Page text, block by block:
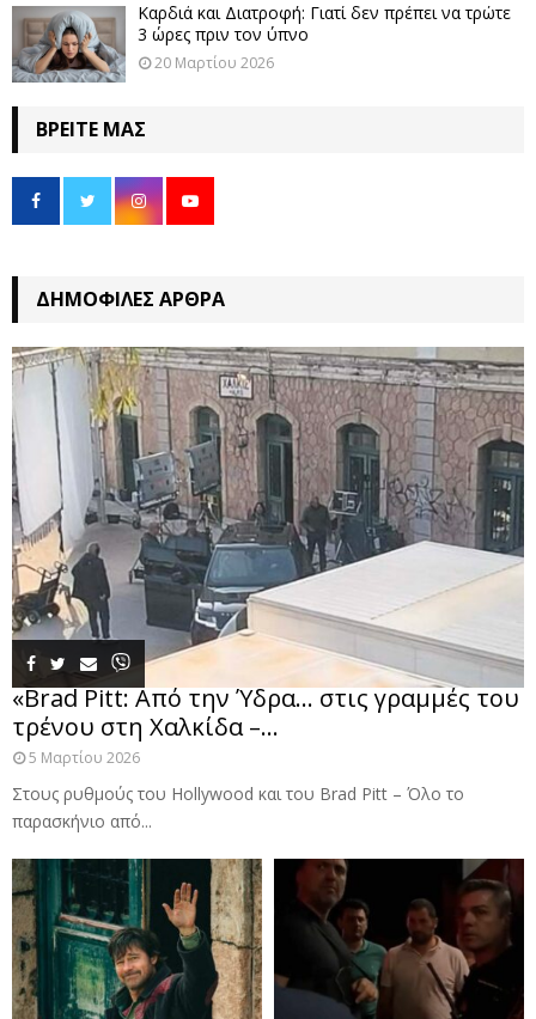
Καρδιά και Διατροφή: Γιατί δεν πρέπει να τρώτε
3 ώρες πριν τον ύπνο
20 Μαρτίου 2026
ΒΡΕΊΤΕ ΜΑΣ
ΔΗΜΟΦΙΛΈΣ ΆΡΘΡΑ
«Brad Pitt: Από την Ύδρα… στις γραμμές του
τρένου στη Χαλκίδα –...
5 Μαρτίου 2026
Στους ρυθμούς του Hollywood και του Brad Pitt – Όλο το
παρασκήνιο από...